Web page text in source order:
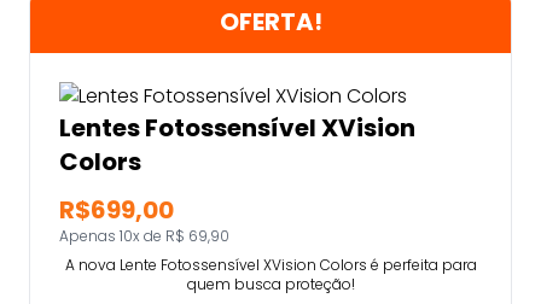
OFERTA!
Lentes Fotossensível XVision
Colors
R$699,00
Apenas 10x de R$ 69,90
A nova Lente Fotossensível XVision Colors é perfeita para
quem busca proteção!